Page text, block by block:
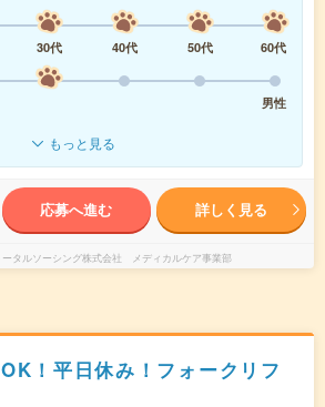
30代 40代 50代
60代
男性
もっと見る
応募へ進む 詳しく見る
ータルソーシング株式会社 メディカルケア事業部
！平日休み！フォークリフ